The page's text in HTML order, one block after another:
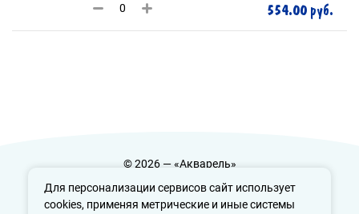
Для персонализации сервисов сайт использует
cookies, применяя метрические и иные системы
554.00 руб.
© 2026 — «Акварель»
Политика конфиденциальности